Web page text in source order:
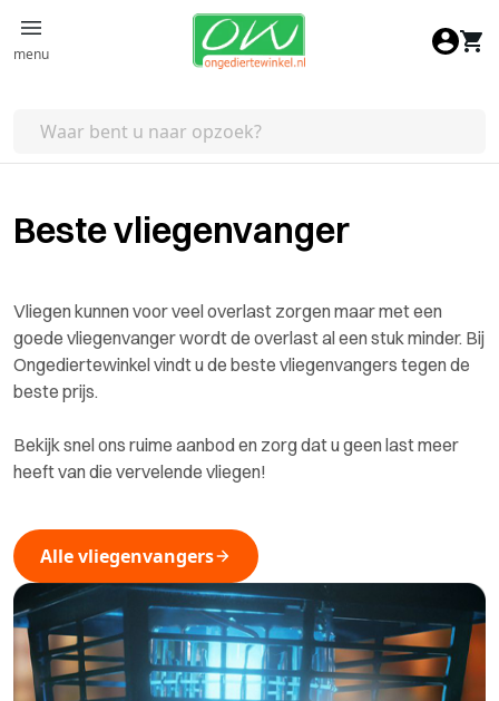
menu
Beste vliegenvanger
Vliegen kunnen voor veel overlast zorgen maar met een
goede vliegenvanger wordt de overlast al een stuk minder. Bij
Ongediertewinkel vindt u de beste vliegenvangers tegen de
beste prijs.
Bekijk snel ons ruime aanbod en zorg dat u geen last meer
heeft van die vervelende vliegen!
Alle vliegenvangers